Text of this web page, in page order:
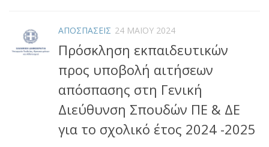
ΑΠΟΣΠΑΣΕΙΣ 24 ΜΑΪ́ΟΥ 2024
Πρόσκληση εκπαιδευτικών
προς υποβολή αιτήσεων
απόσπασης στη Γενική
Διεύθυνση Σπουδών ΠΕ & ΔΕ
για το σχολικό έτος 2024 -2025